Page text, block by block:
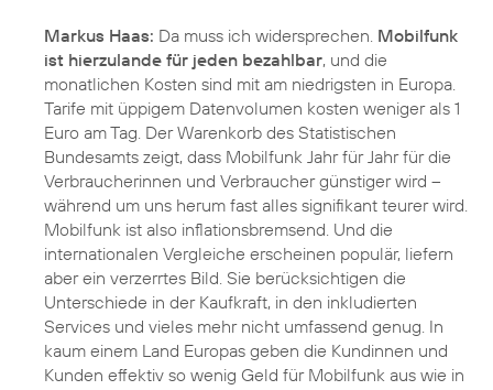
Markus Haas: Da muss ich widersprechen. Mobilfunk
ist hierzulande für jeden bezahlbar, und die
monatlichen Kosten sind mit am niedrigsten in Europa.
Tarife mit üppigem Datenvolumen kosten weniger als 1
Euro am Tag. Der Warenkorb des Statistischen
Bundesamts zeigt, dass Mobilfunk Jahr für Jahr für die
Verbraucherinnen und Verbraucher günstiger wird –
während um uns herum fast alles signifikant teurer wird.
Mobilfunk ist also inflationsbremsend. Und die
internationalen Vergleiche erscheinen populär, liefern
aber ein verzerrtes Bild. Sie berücksichtigen die
Unterschiede in der Kaufkraft, in den inkludierten
Services und vieles mehr nicht umfassend genug. In
kaum einem Land Europas geben die Kundinnen und
Kunden effektiv so wenig Geld für Mobilfunk aus wie in